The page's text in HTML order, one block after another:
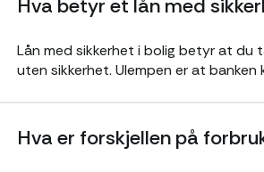
Hva betyr et lån med
Lån med sikkerhet i bolig betyr at du
uten sikkerhet. Ulempen er at
Hva er forskjellen på